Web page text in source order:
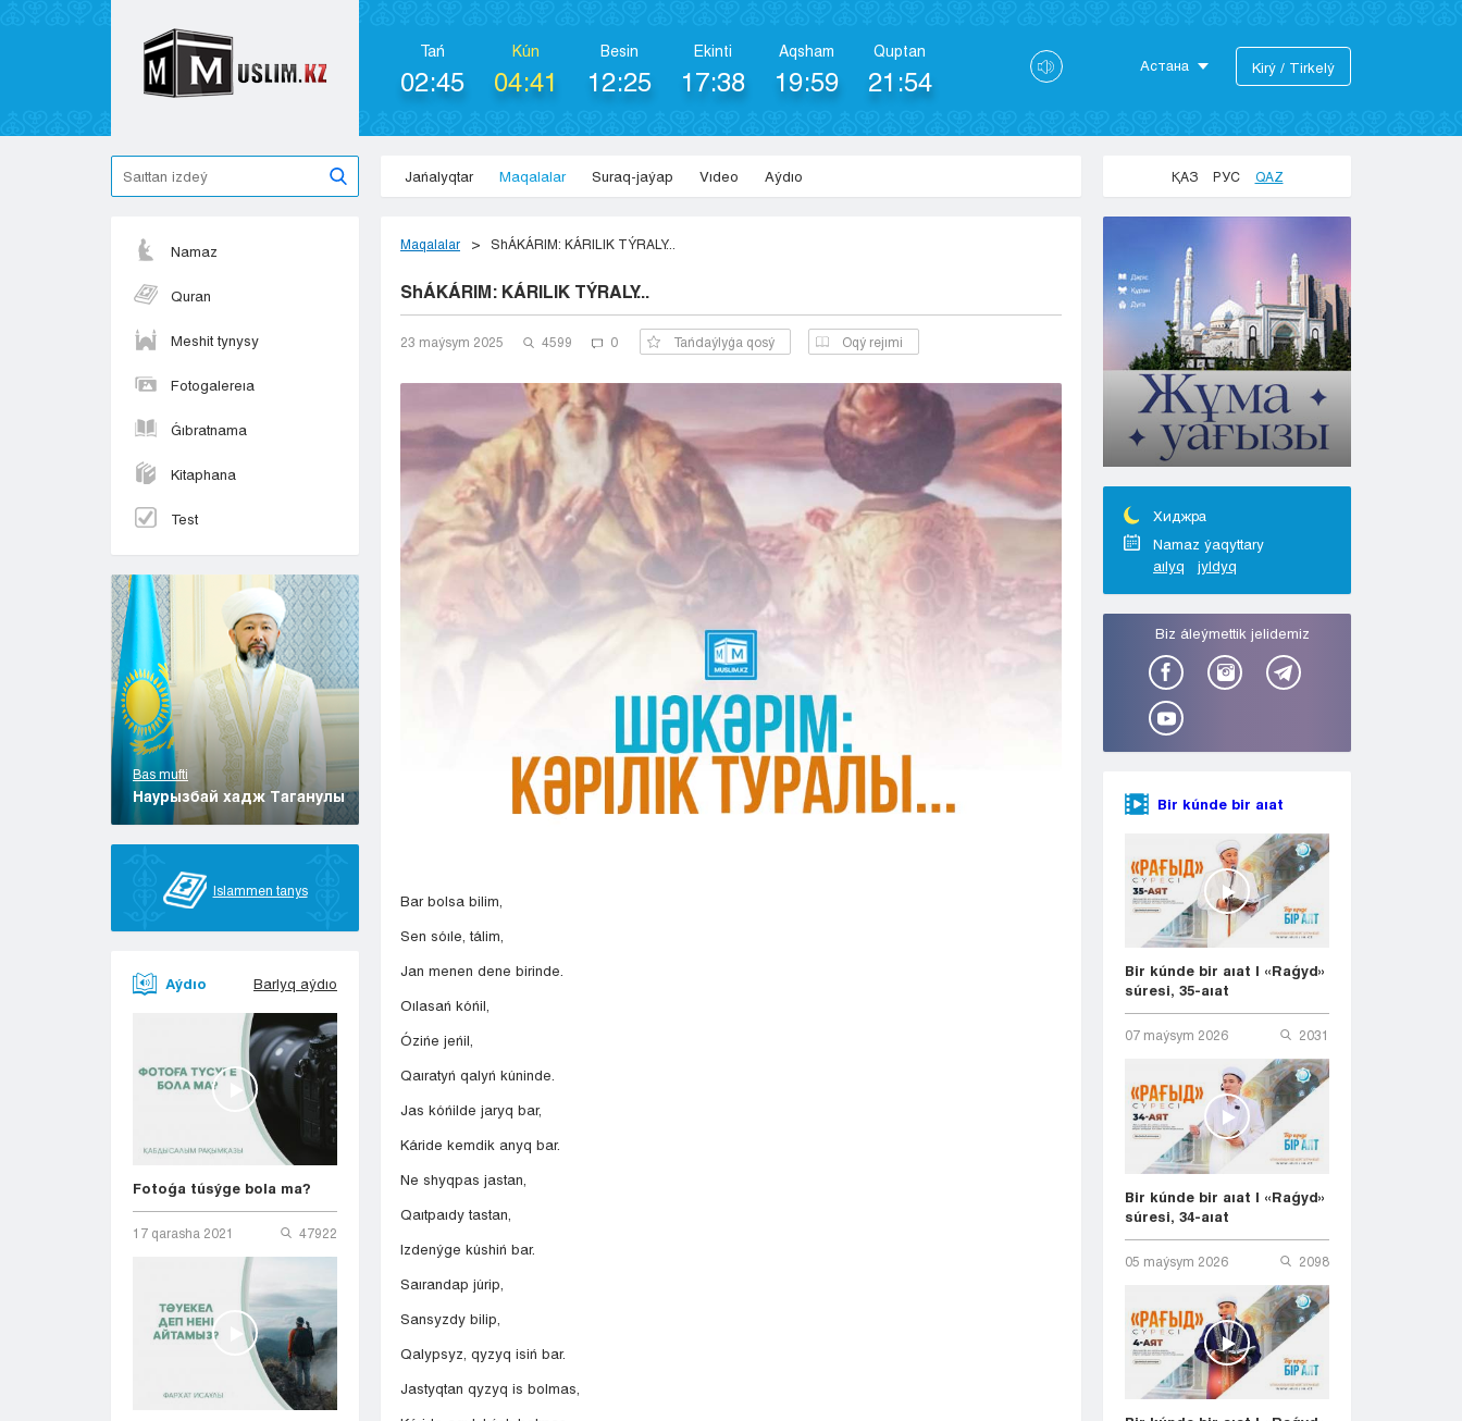
Tań
02:45
Kún
04:41
Besіn
12:25
Ekіntі
17:38
Aqsham
19:59
Quptan
21:54 Астана
Aktobe
Jezkazgan
Karaganda
Kokshetaý
Kostanaı
Kyzylorda
Pavlodar
Petropavlovsk
Semeı
Taldykorgan
Taraz
Týrkestan
Ýralsk
Ýst-Kamenogorsk
Shymkent
Kіrý / Tіrkelý
Jańalyqtar Maqalalar Suraq-jaýap Vıdeo Aýdıo ҚАЗ РУС QAZ
Namaz
Quran
Meshit tynysy
Fotogalereıa
Ǵıbratnama
Kitaphana
Test
Bas mufti
Наурызбай хадж Таганулы
Islammen tanys
Aýdıo Barlyq aýdıo
Fotoǵa túsýge bola ma?
17 qarasha 2021 47922
Maqalalar ShÁKÁRIM: KÁRILIK TÝRALY...
ShÁKÁRIM: KÁRILIK TÝRALY...
23 maýsym 2025 4599 0 Tańdaýlyǵa qosý Оqý rejımi
Bar bolsa bilim,
Sen sóıle, tálim,
Jan menen dene birinde.
Oılasań kóńil,
Ózińe jeńil,
Qaıratyń qalyń kúninde.
Jas kóńilde jaryq bar,
Káride kemdik anyq bar.
Ne shyqpas jastan,
Qaıtpaıdy tastan,
Izdenýge kúshiń bar.
Saırandap júrip,
Sansyzdy bilip,
Qalypsyz, qyzyq isiń bar.
Jastyqtan qyzyq is bolmas,
Хиджра
Namaz ýaqyttary
aılyq
jyldyq
Bіz áleýmettіk jelіdemіz
Bir kúnde bir aıat
Bir kúnde bir aıat | «Raǵyd»
súresi, 35-aıat
07 maýsym 2026 2031
Bir kúnde bir aıat | «Raǵyd»
súresi, 34-aıat
05 maýsym 2026 2098